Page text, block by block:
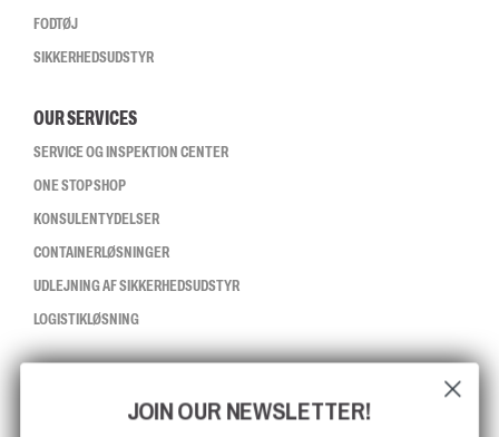
FODTØJ
SIKKERHEDSUDSTYR
OUR SERVICES
SERVICE OG INSPEKTION CENTER
ONE STOP SHOP
KONSULENTYDELSER
CONTAINERLØSNINGER
UDLEJNING AF SIKKERHEDSUDSTYR
LOGISTIKLØSNING
ISO-CERTIFICERINGJOIN OUR NEWSLETTER!